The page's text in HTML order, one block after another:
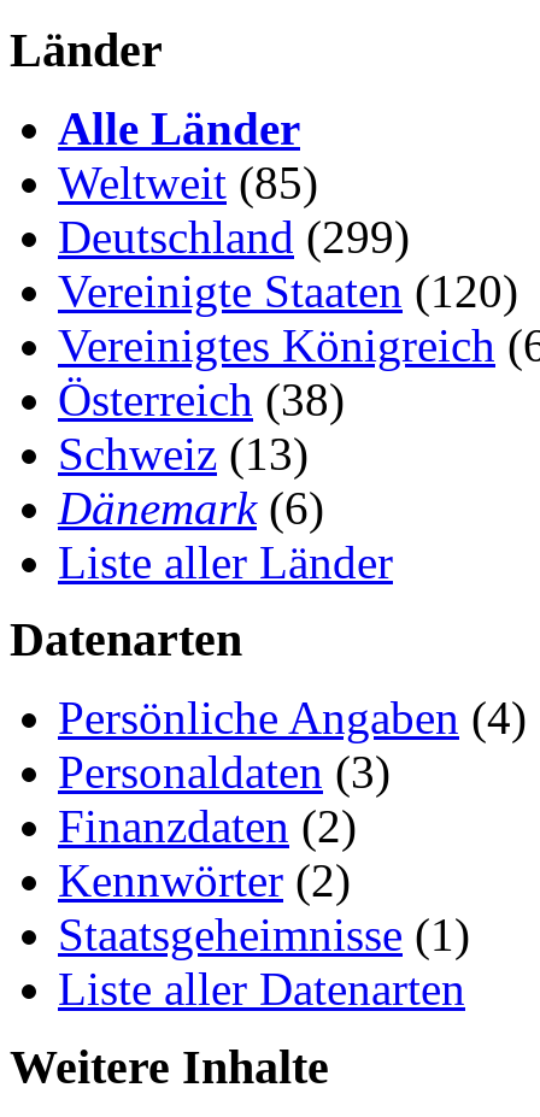
Länder
Alle Länder
Weltweit (85)
Deutschland (299)
Vereinigte Staaten (120)
Vereinigtes Königreich
Österreich (38)
Schweiz (13)
Dänemark(6)
Liste aller Länder
Datenarten
Persönliche Angaben (4)
Personaldaten (3)
Finanzdaten (2)
Kennwörter (2)
Staatsgeheimnisse (1)
Liste aller Datenarten
Weitere Inhalte